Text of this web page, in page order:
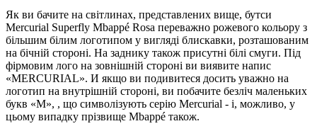
Як ви бачите на світлинах, представлених вище, бутси
Mercurial Superfly Mbappé Rosa переважно рожевого кольору з
більшим білим логотипом у вигляді блискавки, розташованим
на бічній стороні. На заднику також присутні білі смуги. Під
фірмовим лого на зовнішній стороні ви виявите напис
«MERCURIAL». И якщо ви подивитеся досить уважно на
логотип на внутрішній стороні, ви побачите безліч маленьких
букв «M», , що символізують серію Mercurial - і, можливо, у
цьому випадку прізвище Mbappé також.